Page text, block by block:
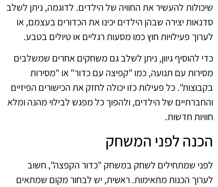
שיכולות להעשיר את החוויה של הילדים. לדוגמה, ניתן לשלב
סדנאות יצירה שבהן הילדים יכינו את הכדורים בעצמם, או
לערוך פעילויות חוץ כמו מסעות רגליים או טיולים בטבע.
כדי להוסיף גיוון, ניתן לשלב גם משחקים אחרים שמשלבים
מסירות עם תנועה, כמו "קפיצה עם כדור" או "מסירות
בקבוצות". כל פעילות כזו יכולה לחזק את הכישורים הפיזיים
והחברתיים של הילדים, ולהפוך כל מפגש לבילוי מהנה ומלא
חוויות חדשות.
הכנה לפני המשחק
לפני שמתחילים לשחק במשחק "כדור הקפצה", חשוב
לערוך הכנות מתאימות. ראשית, יש לבחור מקום שמתאים